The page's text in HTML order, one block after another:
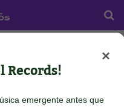
Promise
×
Records!
emergente antes que